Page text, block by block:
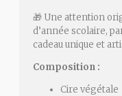
🎁 Une attention
d’année scolaire,
cadeau unique et
Composition :
Cire végétale